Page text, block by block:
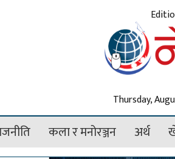
Thursday,
कला र मनोरञ्जन अर्थ